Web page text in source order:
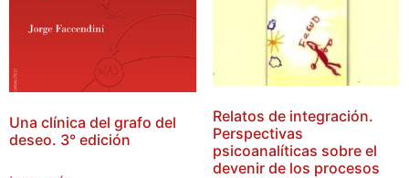
Una clínica del grafo del
deseo. 3° edición
Relatos de integración.
Perspectivas
psicoanalíticas sobre el
devenir de los procesos